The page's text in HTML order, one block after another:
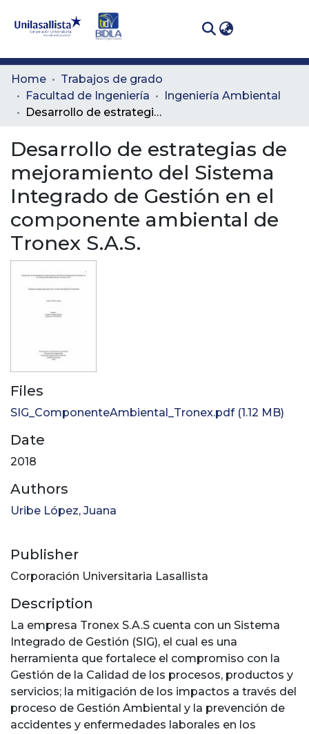
Communities
& Collections
Statistics
Home
Trabajos de grado
Facultad de Ingeniería
Ingeniería Ambiental
Desarrollo de estrategias de mejoramiento del Sistema Integrado de Gestión en el componente ambiental de Tronex S.A.S.
Desarrollo de estrategias de
mejoramiento del Sistema
Integrado de Gestión en el
componente ambiental de
Tronex S.A.S.
Files
SIG_ComponenteAmbiental_Tronex.pdf(1.12 MB)
Date
2018
Authors
Uribe López, Juana
Publisher
Corporación Universitaria Lasallista
Description
La empresa Tronex S.A.S cuenta con un Sistema
Integrado de Gestión (SIG), el cual es una
herramienta que fortalece el compromiso con la
Gestión de la Calidad de los procesos, productos y
servicios; la mitigación de los impactos a través del
proceso de Gestión Ambiental y la prevención de
accidentes y enfermedades laborales en los